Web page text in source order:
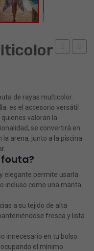
de rayas multicolor.
es el accesorio versátil
valoran la
se convertirá en
arena, junto a la piscina
elegante permite usarla
incluso como una manta
a su tejido de alta
fresca y lista
innecesario en tu bolso.
el mínimo